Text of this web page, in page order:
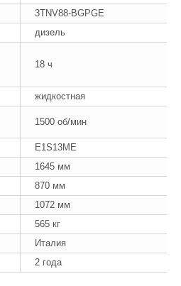
3TNV88-BGPGE
дизель
18 ч
жидкостная
1500 об/мин
E1S13ME
1645 мм
870 мм
1072 мм
565 кг
Италия
2 года